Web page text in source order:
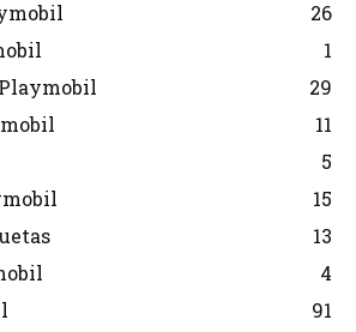
26
1
29
11
5
15
13
4
91